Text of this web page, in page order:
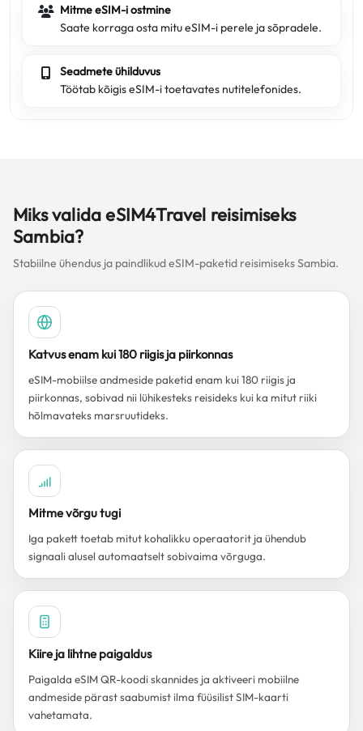
Mitme eSIM-i ostmine
Saate korraga osta mitu eSIM-i perele ja sõpradele.
Seadmete ühilduvus
Töötab kõigis eSIM-i toetavates nutitelefonides.
Miks valida eSIM4Travel reisimiseks
Sambia?
Stabiilne ühendus ja paindlikud eSIM-paketid reisimiseks Sambia.
Katvus enam kui 180 riigis ja piirkonnas
eSIM-mobiilse andmeside paketid enam kui 180 riigis ja
piirkonnas, sobivad nii lühikesteks reisideks kui ka mitut riiki
hõlmavateks marsruutideks.
Mitme võrgu tugi
Iga pakett toetab mitut kohalikku operaatorit ja ühendub
signaali alusel automaatselt sobivaima võrguga.
Kiire ja lihtne paigaldus
Paigalda eSIM QR-koodi skannides ja aktiveeri mobiilne
andmeside pärast saabumist ilma füüsilist SIM-kaarti
vahetamata.